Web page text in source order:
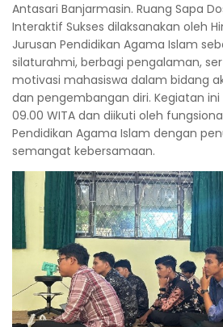
Antasari Banjarmasin. Ruang Sapa
Interaktif Sukses dilaksanakan oleh
Jurusan Pendidikan Agama Islam
silaturahmi, berbagi pengalaman,
motivasi mahasiswa dalam bidang
dan pengembangan diri. Kegiatan
09.00 WITA dan diikuti oleh
Pendidikan Agama Islam dengan
semangat kebersamaan.